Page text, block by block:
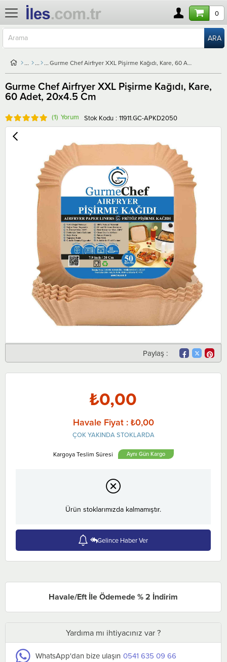
0
Gurme Chef Airfryer XXL Pişirme Kağıdı, Kare, 60 Adet, 20x4.5 Cm
Gurme Chef Airfryer XXL Pişirme Kağıdı, Kare,
60 Adet, 20x4.5 Cm
(1) Stok Kodu 11911.GC-APKD2050
Paylaş :
₺0,00
Havale Fiyat : ₺0,00
ÇOK YAKINDA STOKLARDA
Aynı Gün
Ürün stoklarımızda kalmamıştır.
Gelince Haber Ver
Havale/Eft İle Ödemede % 2 İndirim
Yardıma mı ihtiyacınız var ?
WhatsApp'dan bize ulaşın 0541 635 09 66